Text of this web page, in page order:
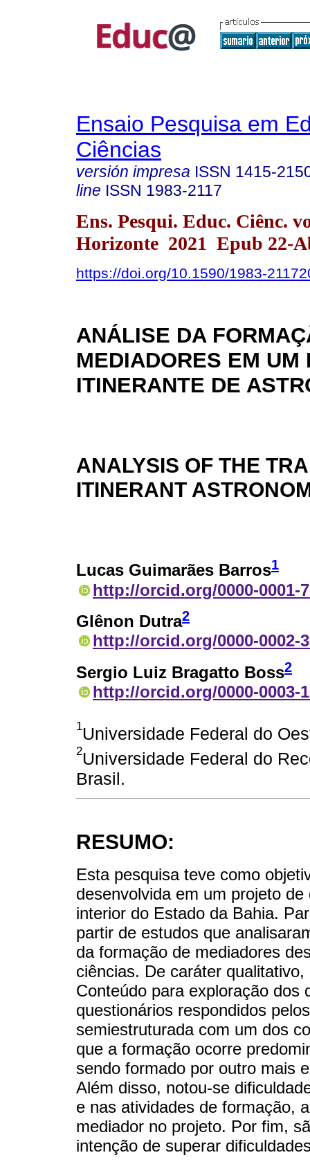
Ensaio Pesquisa em
Ciências
versión impresa ISSN 1415-
line ISSN 1983-2117
Ens. Pesqui. Educ. Ciênc.
Horizonte 2021 Epub 22-
https://doi.org/10.1590/1983-
ANÁLISE DA
MEDIADORES EM UM
ITINERANTE DE
ANALYSIS OF THE
ITINERANT
Lucas Guimarães Barros1
http://orcid.org/0000-0001-
Glênon Dutra2
http://orcid.org/0000-0002-
Sergio Luiz Bragatto Boss2
http://orcid.org/0000-0003-
1Universidade Federal do
2Universidade Federal do
Brasil.
RESUMO:
Esta pesquisa teve como
desenvolvida em um projeto
interior do Estado da Bahia.
partir de estudos que
da formação de mediadores
ciências. De caráter
Conteúdo para exploração dos
questionários respondidos
semiestruturada com um dos
que a formação ocorre
sendo formado por outro mais
Além disso, notou-se
e nas atividades de formação,
mediador no projeto. Por fim,
intenção de superar